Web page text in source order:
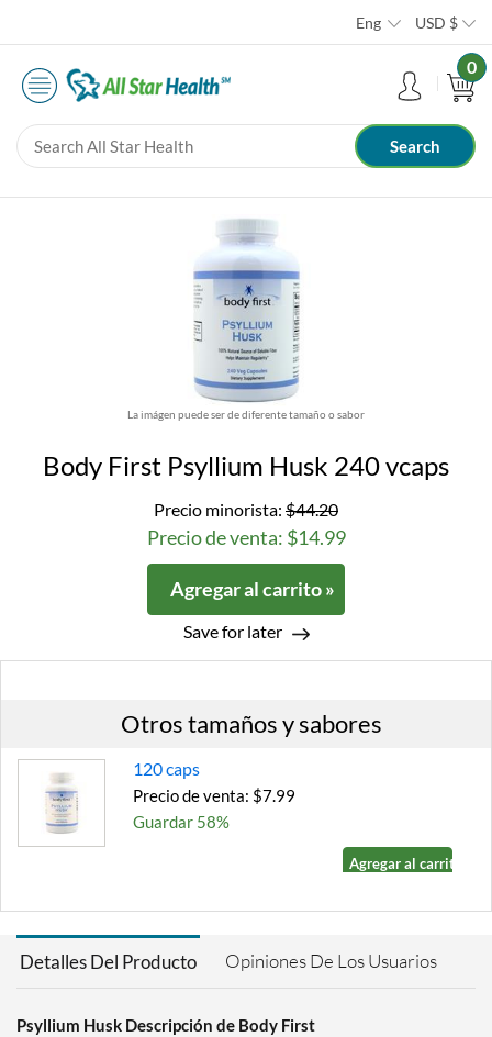
Eng USD $
0
La imágen puede ser de diferente tamaño o sabor
Body First Psyllium Husk 240 vcaps
Precio minorista: $44.20
Precio de venta: $14.99
Agregar al carrito »
Save for later
Otros tamaños y sabores
120 caps
Precio de venta: $7.99
Guardar 58%
Agregar al carrito »
Detalles Del Producto Opiniones De Los Usuarios
Psyllium Husk Descripción de Body First